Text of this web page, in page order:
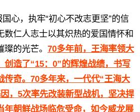
心，执牢“初心不改志更坚”的信
数仁人志士以其炽热的爱国情怀和
的光芒。 70多年前，王海率领大
创造了“15：0”的辉煌战绩，书写
传奇。70多年来，一代代“王海大
，5次率先改装新型战机，坚决捍
年朝鲜战场临危受命，如今威龙展